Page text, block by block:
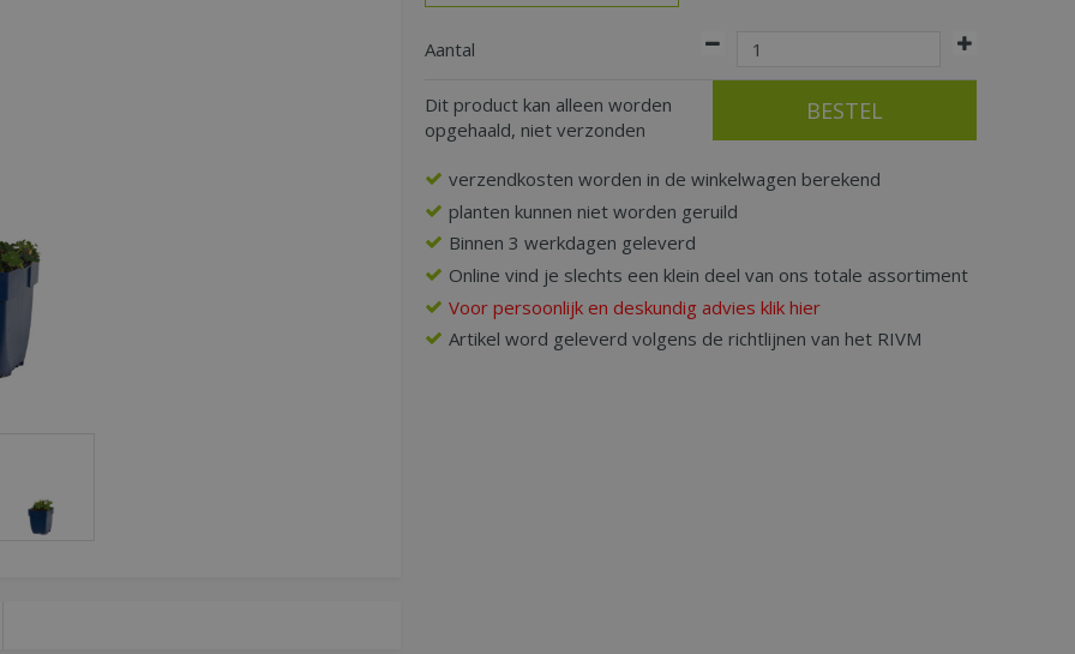
Aantal
Dit product kan alleen worden
opgehaald, niet verzonden
verzendkosten worden in de winkelwagen berekend
planten kunnen niet worden geruild
Binnen 3 werkdagen geleverd
Online vind je slechts een klein deel van ons totale assortiment
Voor persoonlijk en deskundig advies klik hier
Artikel word geleverd volgens de richtlijnen van het RIVM